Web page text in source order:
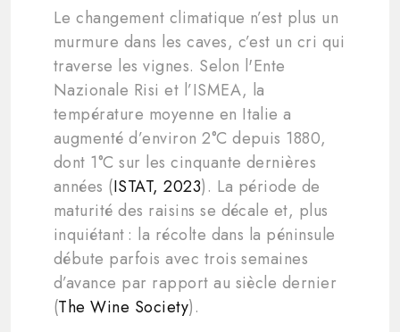
Le changement climatique n’est plus un
murmure dans les caves, c’est un cri qui
traverse les vignes. Selon l'Ente
Nazionale Risi et l’ISMEA, la
température moyenne en Italie a
augmenté d’environ 2°C depuis 1880,
dont 1°C sur les cinquante dernières
années (ISTAT, 2023). La période de
maturité des raisins se décale et, plus
inquiétant : la récolte dans la péninsule
débute parfois avec trois semaines
d’avance par rapport au siècle dernier
(The Wine Society).